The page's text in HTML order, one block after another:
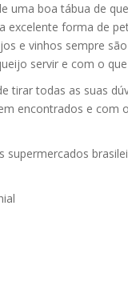
uma boa tábua de
excelente forma de
e vinhos sempre
servir e com o
tirar todas as suas
encontrados e com
supermercados